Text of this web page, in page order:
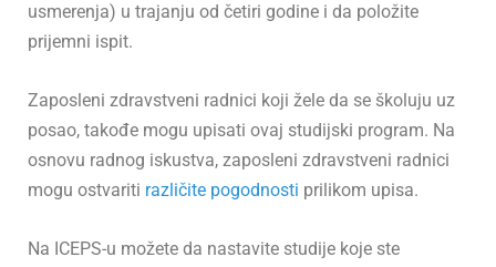
usmerenja) u trajanju od četiri godine i da položite
prijemni ispit.
Zaposleni zdravstveni radnici koji žele da se školuju uz
posao, takođe mogu upisati ovaj studijski program. Na
osnovu radnog iskustva, zaposleni zdravstveni radnici
mogu ostvariti različite pogodnosti prilikom upisa.
Na ICEPS-u možete da nastavite studije koje ste